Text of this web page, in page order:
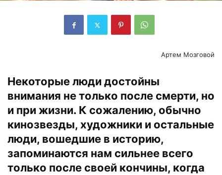
Артем Мозговой
Некоторые люди достойны
внимания не только после смерти, но
и при жизни. К сожалению, обычно
кинозвезды, художники и остальные
люди, вошедшие в историю,
запоминаются нам сильнее всего
только после своей кончины, когда